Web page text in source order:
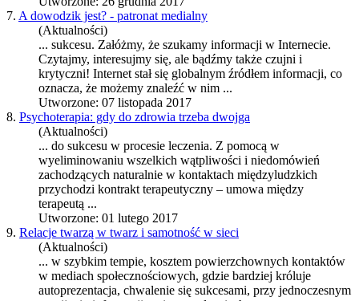
7. A dowodzik jest? - patronat medialny
(Aktualności)
... sukcesu. Załóżmy, że szukamy informacji w Internecie.
Czytajmy, interesujmy się, ale bądźmy także czujni i
krytyczni! Internet stał się globalnym źródłem informacji, co
oznacza, że możemy znaleźć w nim ...
Utworzone: 07 listopada 2017
8. Psychoterapia: gdy do zdrowia trzeba dwojga
(Aktualności)
... do sukcesu w procesie leczenia. Z pomocą w
wyeliminowaniu wszelkich wątpliwości i niedomówień
zachodzących naturalnie w kontaktach międzyludzkich
przychodzi kontrakt terapeutyczny – umowa między
terapeutą ...
Utworzone: 01 lutego 2017
9. Relacje twarzą w twarz i samotność w sieci
(Aktualności)
... w szybkim tempie, kosztem powierzchownych kontaktów
w mediach społecznościowych, gdzie bardziej króluje
autoprezentacja, chwalenie się sukcesami, przy jednoczesnym